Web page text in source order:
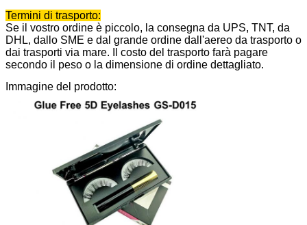
Termini di trasporto:
Se il vostro ordine è piccolo, la consegna da UPS, TNT, da
DHL, dallo SME e dal grande ordine dall'aereo da trasporto o
dai trasporti via mare. Il costo del trasporto farà pagare
secondo il peso o la dimensione di ordine dettagliato.
Immagine del prodotto: